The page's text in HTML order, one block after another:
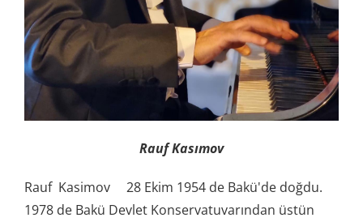
Rauf Kasımov
Rauf Kasimov 28 Ekim 1954 de Bakü'de doğdu.
1978 de Bakü Devlet Konservatuvarından üstün